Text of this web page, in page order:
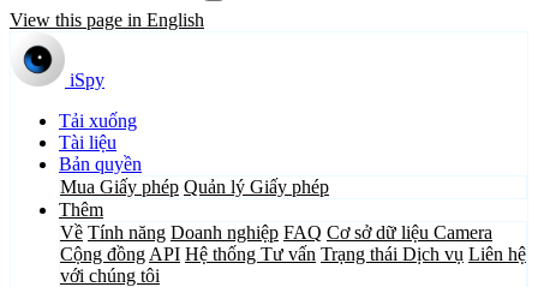
View this page in English
iSpy
Tải xuống
Tài liệu
Bản quyền
Mua Giấy phép Quản lý Giấy phép
Thêm
Về Tính năng Doanh nghiệp FAQ Cơ sở dữ liệu Camera
Cộng đồng API Hệ thống Tư vấn Trạng thái Dịch vụ Liên hệ
với chúng tôi